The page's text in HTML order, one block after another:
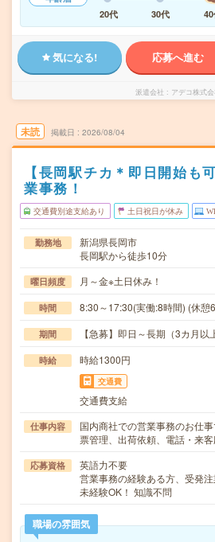
20代
30代
気になる! 応募へ進む
派遣会社 アデコ株式会
未読 掲載日 2026/08/04
【長岡駅チカ＊即日開始も
業事務！
交通費別途支給あり 土日祝日が休み
勤務地
新潟県長岡市
長岡駅から徒歩10分
曜日頻度 月～金※土日休み！
時間 8:30～17:30(実働:8時間) (休憩
期間 【急募】即日～長期（3カ月
時給 時給1300円
交通費
交通費支給
仕事内容
国内商社での営業事務のお仕
票管理、出荷依頼、電話・来
応募資格
英語力不要
営業事務の経験ある方、受発
未経験OK！ 知識不問
職場の雰囲気